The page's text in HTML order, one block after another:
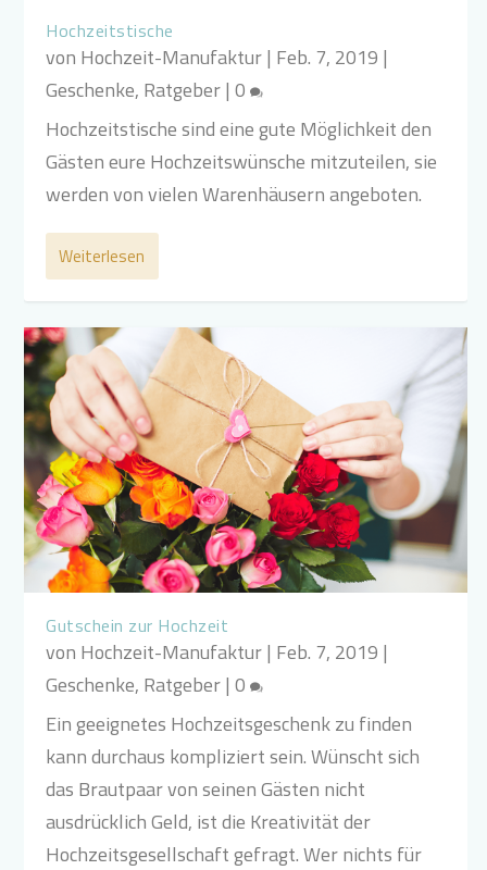
Hochzeitstische
von Hochzeit-Manufaktur| Feb. 7, 2019 |
Geschenke, Ratgeber|0
Hochzeitstische sind eine gute Möglichkeit den
Gästen eure Hochzeitswünsche mitzuteilen, sie
werden von vielen Warenhäusern angeboten.
Weiterlesen
Gutschein zur Hochzeit
von Hochzeit-Manufaktur| Feb. 7, 2019 |
Geschenke, Ratgeber|0
Ein geeignetes Hochzeitsgeschenk zu finden
kann durchaus kompliziert sein. Wünscht sich
das Brautpaar von seinen Gästen nicht
ausdrücklich Geld, ist die Kreativität der
Hochzeitsgesellschaft gefragt. Wer nichts für